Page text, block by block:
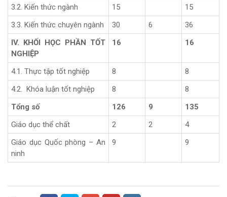
3.2. Kiến thức ngành
15
15
3.3. Kiến thức chuyên ngành
30 6
36
IV. KHỐI HỌC PHẦN TỐT
NGHIỆP
16 16
4.1. Thực tập tốt nghiệp 8
8
4.2. Khóa luận tốt nghiệp
8
8
Tổng số
126 9
135
Giáo dục thể chất
2 2
4
Giáo dục Quốc phòng – An
ninh
9 9